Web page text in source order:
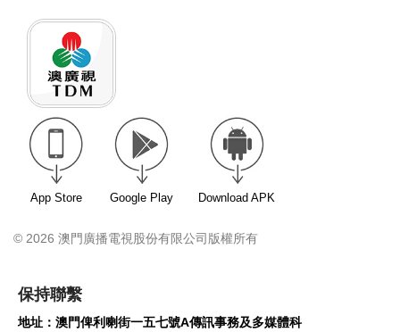
App Store Google Play Download APK
© 2026 澳門廣播電視股份有限公司版權所有
保持聯繫
地址：澳門俾利喇街一五七號A傳訊事務及多媒體科